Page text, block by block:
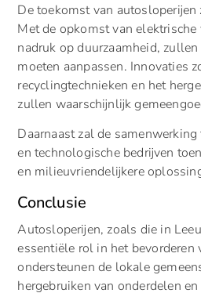
De toekomst van
Met de opkomst van elektrische
nadruk op duurzaamheid,
moeten aanpassen. Innovaties
recyclingtechnieken en het
zullen waarschijnlijk
Daarnaast zal de
en technologische bedrijven
en milieuvriendelijkere
Conclusie
Autosloperijen, zoals die in
essentiële rol in het bevorderen
ondersteunen de lokale
hergebruiken van onderdelen